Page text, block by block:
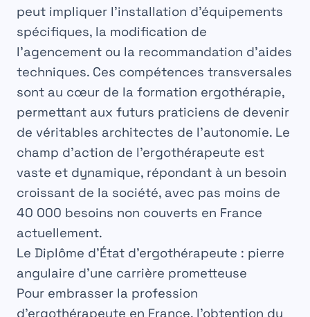
peut impliquer l’installation d’équipements
spécifiques, la modification de
l’agencement ou la recommandation d’aides
techniques. Ces compétences transversales
sont au cœur de la formation ergothérapie,
permettant aux futurs praticiens de devenir
de véritables architectes de l’autonomie. Le
champ d’action de l’ergothérapeute est
vaste et dynamique, répondant à un besoin
croissant de la société, avec pas moins de
40 000 besoins non couverts en France
actuellement.
Le Diplôme d’État d’ergothérapeute : pierre
angulaire d’une carrière prometteuse
Pour embrasser la profession
d’ergothérapeute en France, l’obtention du